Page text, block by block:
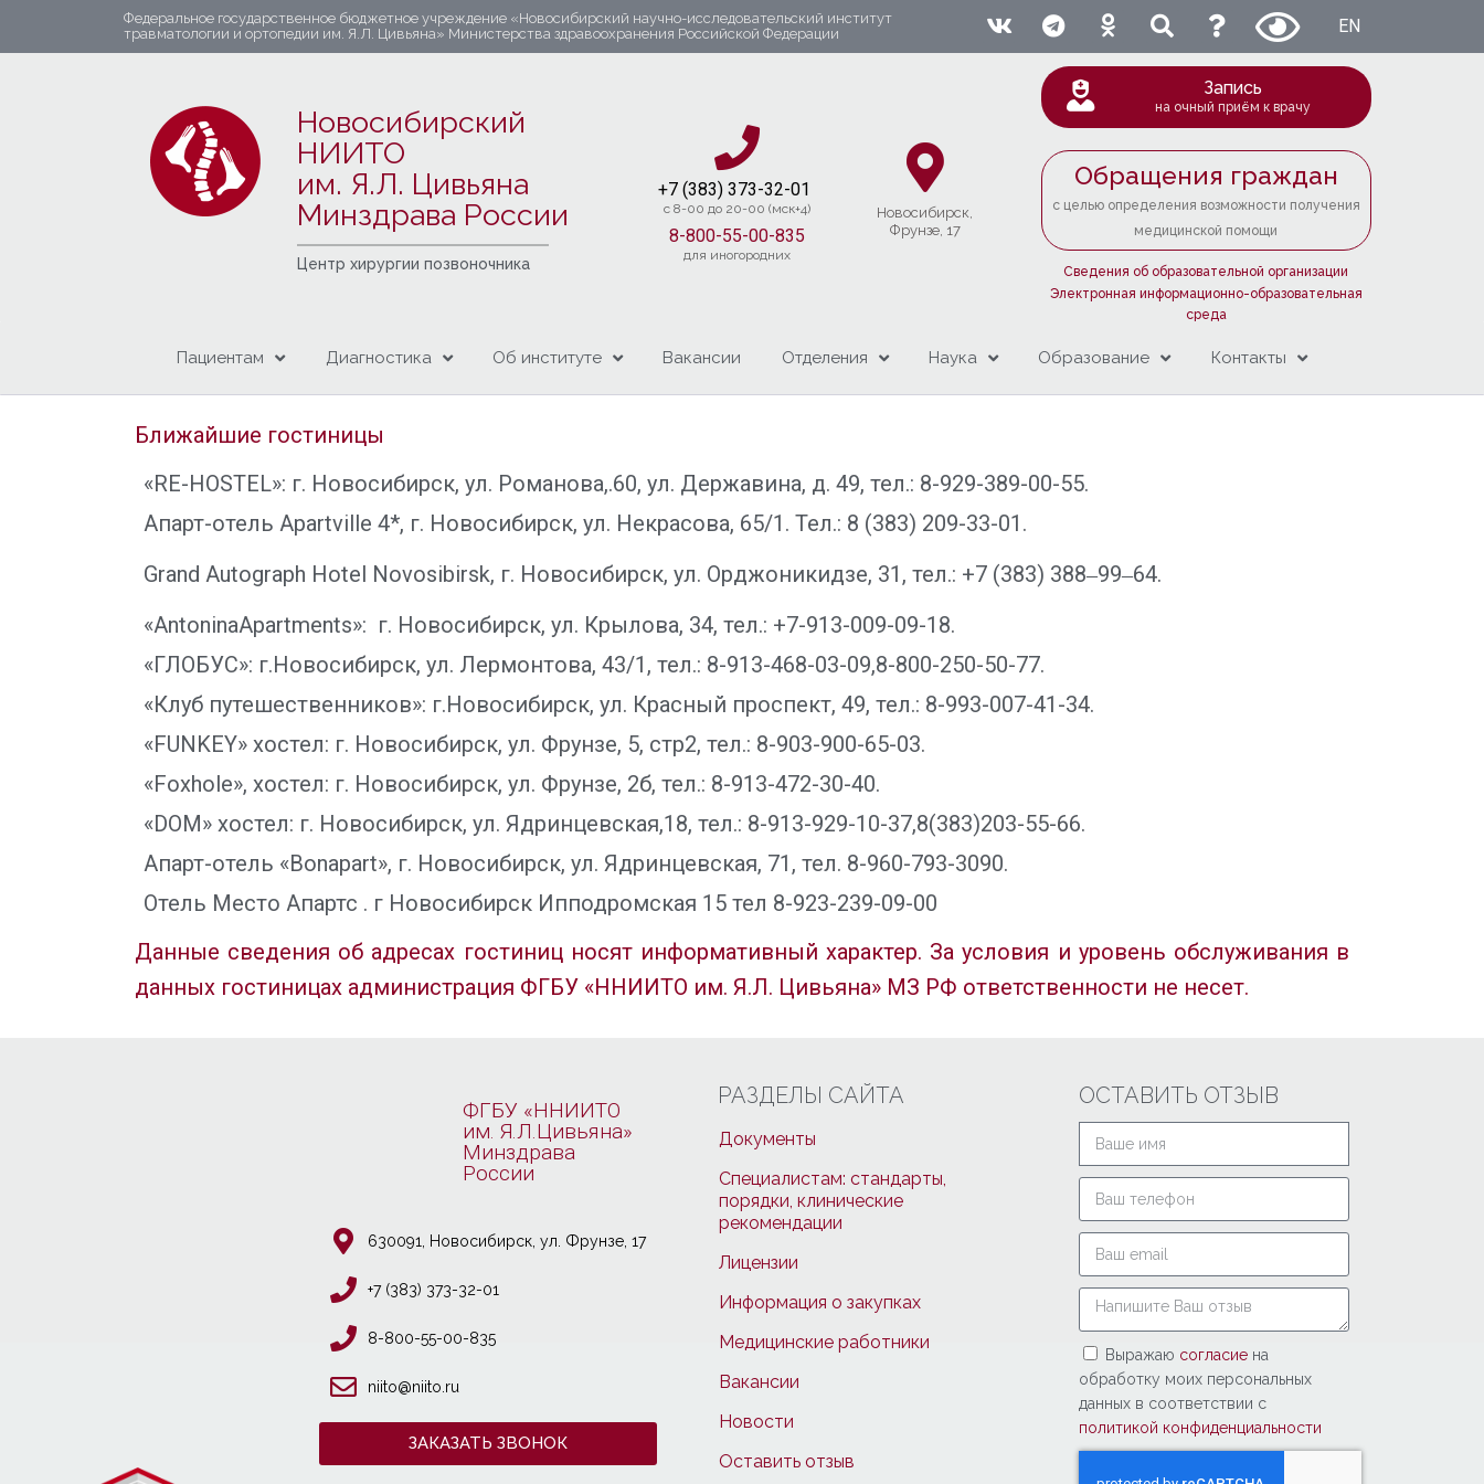
Федеральное государственное бюджетное учреждение «Новосибирский научно-исследовательский институт
травматологии и ортопедии им. Я.Л. Цивьяна» Министерства здравоохранения Российской Федерации
EN
Новосибирский
НИИТО
им. Я.Л. Цивьяна
Минздрава России
Центр хирургии позвоночника
+7 (383) 373-32-01​
c 8-00 до 20-00 (мск+4)
8-800-55-00-835
для иногородних
Новосибирcк,
Фрунзе, 17
Запись
на очный приём к врачу
Обращения граждан
с целью определения возможности получения
медицинской помощи
Сведения об образовательной организации
Электронная информационно-образовательная
среда
Пациентам Диагностика Об институте Вакансии Отделения Наука Образование Контакты
Ближайшие гостиницы
«RE-HOSTEL»: г. Новосибирск, ул. Романова,.60, ул. Державина, д. 49, тел.: 8-929-389-00-55.
Апарт-отель Apartville 4*, г. Новосибирск, ул. Некрасова, 65/1. Тел.: 8 (383) 209-33-01.
Grand Autograph Hotel Novosibirsk, г. Новосибирск, ул. Орджоникидзе, 31, тел.: +7 (383) 388‒99‒64.
«AntoninaApartments»: г. Новосибирск, ул. Крылова, 34, тел.: +7-913-009-09-18.
«ГЛОБУС»: г.Новосибирск, ул. Лермонтова, 43/1, тел.: 8-913-468-03-09,8-800-250-50-77.
«Клуб путешественников»: г.Новосибирск, ул. Красный проспект, 49, тел.: 8-993-007-41-34.
«FUNKEY» хостел: г. Новосибирск, ул. Фрунзе, 5, стр2, тел.: 8-903-900-65-03.
«Foxhole», хостел: г. Новосибирск, ул. Фрунзе, 2б, тел.: 8-913-472-30-40.
«DOM» хостел: г. Новосибирск, ул. Ядринцевская,18, тел.: 8-913-929-10-37,8(383)203-55-66.
Апарт-отель «Bonapart», г. Новосибирск, ул. Ядринцевская, 71, тел. 8-960-793-3090.
Отель Место Апартс . г Новосибирск Ипподромская 15 тел 8-923-239-09-00
Данные сведения об адресах гостиниц носят информативный характер. За условия и уровень обслуживания в
данных гостиницах администрация ФГБУ «ННИИТО им. Я.Л. Цивьяна» МЗ РФ ответственности не несет.
ФГБУ «ННИИТО
им. Я.Л.Цивьяна»
Минздрава
России
630091, Новосибирcк, ул. Фрунзе, 17
+7 (383) 373-32-01
8-800-55-00-835
niito@niito.ru
ЗАКАЗАТЬ ЗВОНОК
РАЗДЕЛЫ САЙТА
Документы
Специалистам: стандарты,
порядки, клинические
рекомендации
Лицензии
Информация о закупках
Медицинские работники
Вакансии
Новости
Оставить отзыв
ОСТАВИТЬ ОТЗЫВ
Выражаю согласие на
обработку моих персональных
данных в соответствии с
политикой конфиденциальности